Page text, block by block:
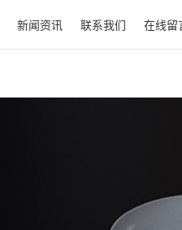
新闻资讯 联系我们 在线留